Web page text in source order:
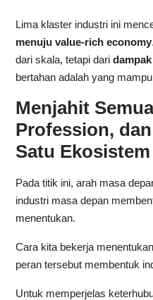
Lima klaster industri ini
menuju value-rich economy
dari skala, tetapi dari
bertahan adalah yang
Menjahit
Profession,
Satu Ekosistem
Pada titik ini, arah masa
industri masa depan
menentukan.
Cara kita bekerja
peran tersebut membentuk
Untuk memperjelas